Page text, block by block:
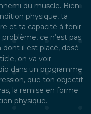
du muscle. Bien
physique, ta
et ta capacité à tenir
ce n’est pas
dont il est placé, dosé
on va voir
dans un programme
que ton objectif
la remise en forme
physique.